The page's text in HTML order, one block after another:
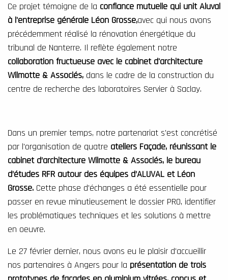
Ce projet témoigne de la confiance mutuelle qui unit Aluval
à l'entreprise générale Léon Grosse,avec qui nous avons
précédemment réalisé la rénovation énergétique du
tribunal de Nanterre. Il reflète également notre
collaboration fructueuse avec le cabinet d'architecture
Wilmotte & Associés, dans le cadre de la construction du
centre de recherche des laboratoires Servier à Saclay.
Dans un premier temps, notre partenariat s'est concrétisé
par l'organisation de quatre ateliers Façade, réunissant le
cabinet d’architecture Wilmotte & Associés, le bureau
d’études RFR autour des équipes d’ALUVAL et Léon
Grosse. Cette phase d’échanges a été essentielle pour
passer en revue minutieusement le dossier PRO, identifier
les problématiques techniques et les solutions à mettre
en oeuvre.
Le 27 février dernier, nous avons eu le plaisir d'accueillir
nos partenaires à Angers pour la présentation de trois